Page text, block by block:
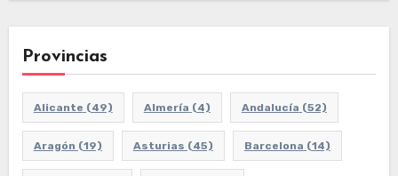
Provincias
Alicante (49) Almería (4) Andalucía (52)
Aragón (19) Asturias (45) Barcelona (14)